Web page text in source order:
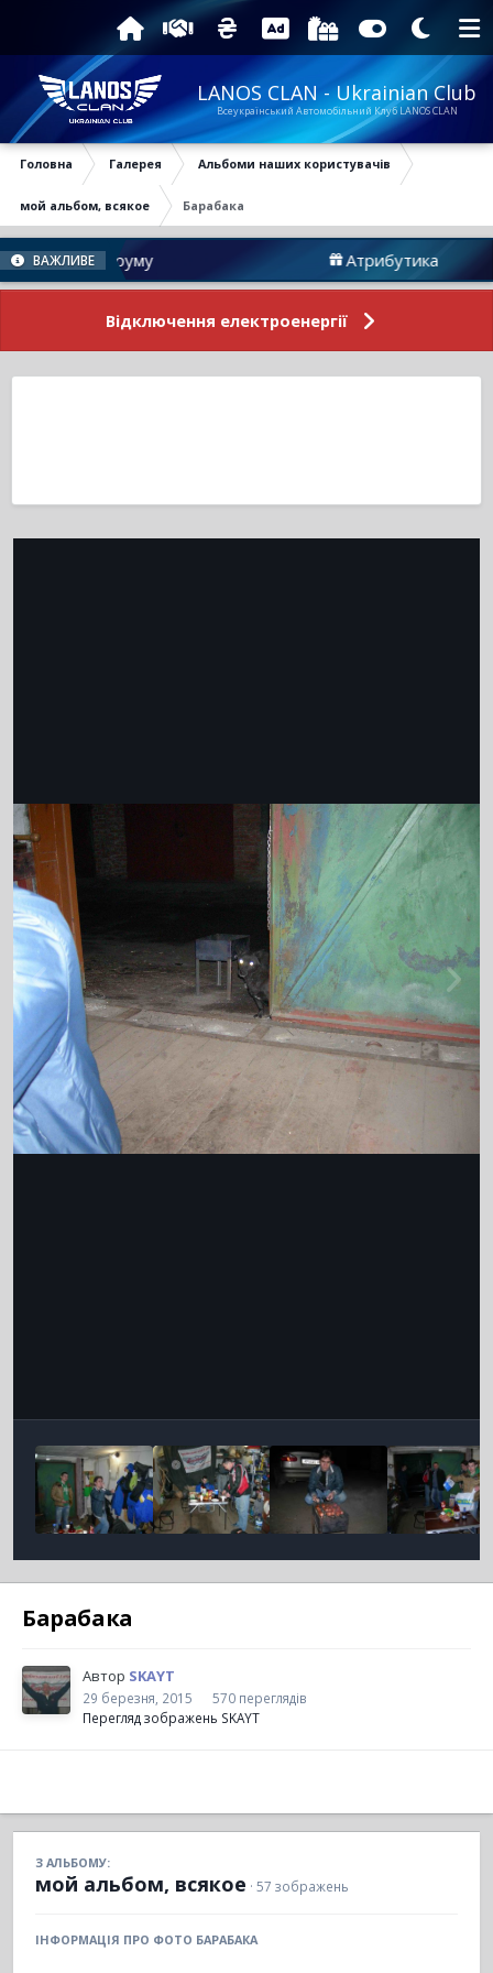
LANOS CLAN - Ukrainian Club
Всеукраїнський Автомобільний Клуб LANOS CLAN
Головна Галерея Альбоми наших користувачів
мой альбом, всякое Барабака
ВАЖЛИВЕ
Форуму Атрибутика
Відключення електроенергії
Барабака
Автор SKAYT
29 березня, 2015
570 переглядів
Перегляд зображень SKAYT
З АЛЬБОМУ:
мой альбом, всякое · 57 зображень
ІНФОРМАЦІЯ ПРО ФОТО БАРАБАКА